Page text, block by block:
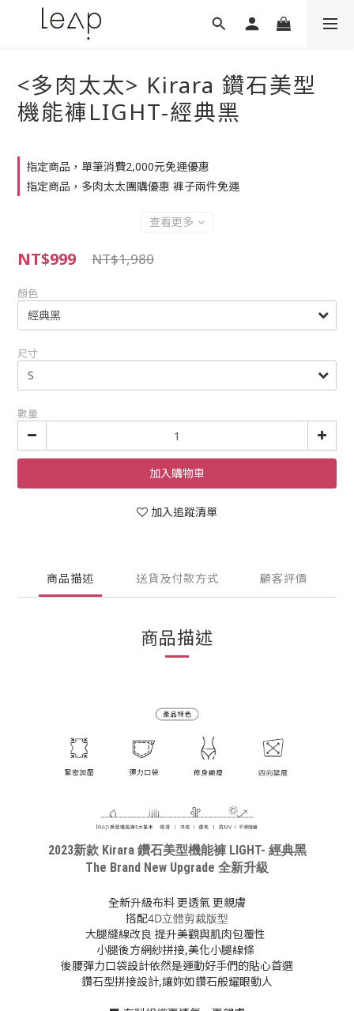
<多肉太太> Kirara 鑽石美型
機能褲LIGHT-經典黑
指定商品，單筆消費2,000元免運優惠
指定商品，多肉太太團購優惠 褲子兩件免運
查看更多
NT$999 NT$1,980
顏色
尺寸
數量
加入購物車
加入追蹤清單
商品描述 送貨及付款方式 顧客評價
商品描述
2023新款 Kirara 鑽石美型機能褲 LIGHT- 經典黑
The Brand New Upgrade 全新升級
全新升級布料 更透氣 更親膚
搭配4D立體剪裁版型
大腿縫線改良 提升美觀與肌肉包覆性
小腿後方網紗拼接,美化小腿線條
後腰彈力口袋設計依然是運動好手們的貼心首選
鑽石型拼接設計,讓妳如鑽石般耀眼動人